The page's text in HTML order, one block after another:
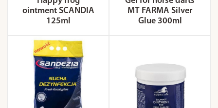
ointment SCANDIA
125ml
MT FARMA Silver
Glue 300ml